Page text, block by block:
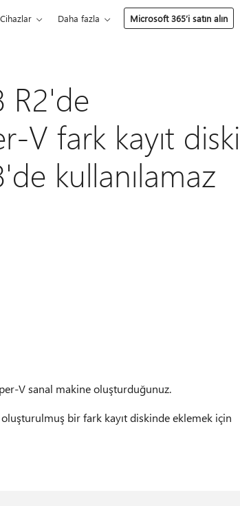
Cihazlar Daha fazla Microsoft 365’i satın alın
R2'de
V fark kayıt diski
kullanılamaz
V sanal makine oluşturduğunuz.
bir fark kayıt diskinde eklemek için